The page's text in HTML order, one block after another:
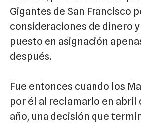
Gigantes de San Francisco
consideraciones de dinero
puesto en asignación
después.
Fue entonces cuando los
por él al reclamarlo en abril
año, una decisión que